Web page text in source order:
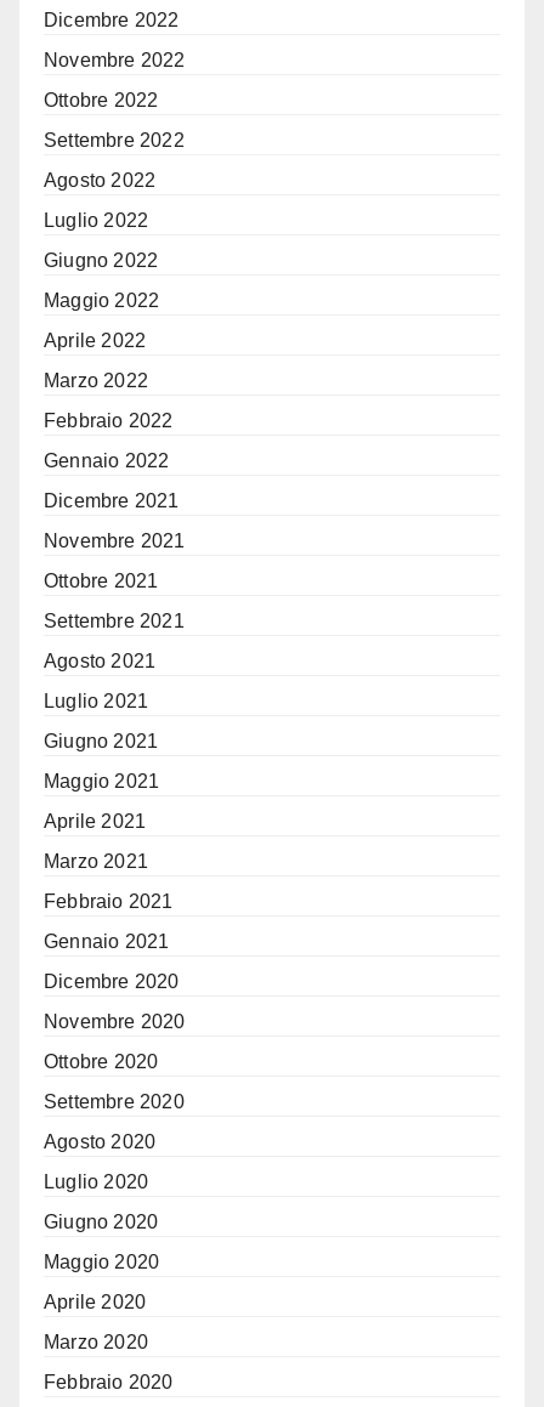
Dicembre 2022
Novembre 2022
Ottobre 2022
Settembre 2022
Agosto 2022
Luglio 2022
Giugno 2022
Maggio 2022
Aprile 2022
Marzo 2022
Febbraio 2022
Gennaio 2022
Dicembre 2021
Novembre 2021
Ottobre 2021
Settembre 2021
Agosto 2021
Luglio 2021
Giugno 2021
Maggio 2021
Aprile 2021
Marzo 2021
Febbraio 2021
Gennaio 2021
Dicembre 2020
Novembre 2020
Ottobre 2020
Settembre 2020
Agosto 2020
Luglio 2020
Giugno 2020
Maggio 2020
Aprile 2020
Marzo 2020
Febbraio 2020